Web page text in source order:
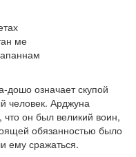
ме
дошо означает скупой
человек. Арджуна
он был великий воин,
обязанностью было
ему сражаться.